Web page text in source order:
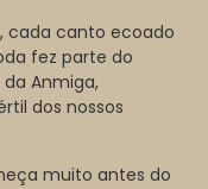
cada canto ecoado
fez parte do
Anmiga,
dos nossos
muito antes do